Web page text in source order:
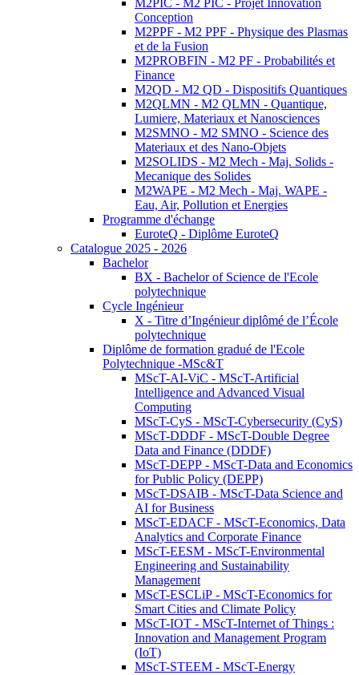
M2PIC - M2 PIC - Projet Innovation
Conception
M2PPF - M2 PPF - Physique des Plasmas
et de la Fusion
M2PROBFIN - M2 PF - Probabilités et
Finance
M2QD - M2 QD - Dispositifs Quantiques
M2QLMN - M2 QLMN - Quantique,
Lumiere, Materiaux et Nanosciences
M2SMNO - M2 SMNO - Science des
Materiaux et des Nano-Objets
M2SOLIDS - M2 Mech - Maj. Solids -
Mecanique des Solides
M2WAPE - M2 Mech - Maj. WAPE -
Eau, Air, Pollution et Energies
Programme d'échange
EuroteQ - Diplôme EuroteQ
Catalogue 2025 - 2026
Bachelor
BX - Bachelor of Science de l'Ecole
polytechnique
Cycle Ingénieur
X - Titre d’Ingénieur diplômé de l’École
polytechnique
Diplôme de formation gradué de l'Ecole
Polytechnique -MSc&T
MScT-AI-ViC - MScT-Artificial
Intelligence and Advanced Visual
Computing
MScT-CyS - MScT-Cybersecurity (CyS)
MScT-DDDF - MScT-Double Degree
Data and Finance (DDDF)
MScT-DEPP - MScT-Data and Economics
for Public Policy (DEPP)
MScT-DSAIB - MScT-Data Science and
AI for Business
MScT-EDACF - MScT-Economics, Data
Analytics and Corporate Finance
MScT-EESM - MScT-Environmental
Engineering and Sustainability
Management
MScT-ESCLiP - MScT-Economics for
Smart Cities and Climate Policy
MScT-IOT - MScT-Internet of Things :
Innovation and Management Program
(IoT)
MScT-STEEM - MScT-Energy